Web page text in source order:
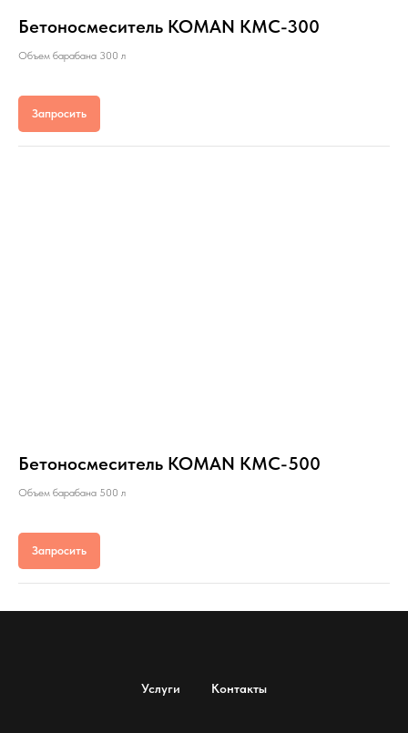
Бетоносмеситель KOMAN KMC-300
Объем барабана 300 л
Запросить
Бетоносмеситель KOMAN KMC-500
Объем барабана 500 л
Запросить
Услуги Контакты